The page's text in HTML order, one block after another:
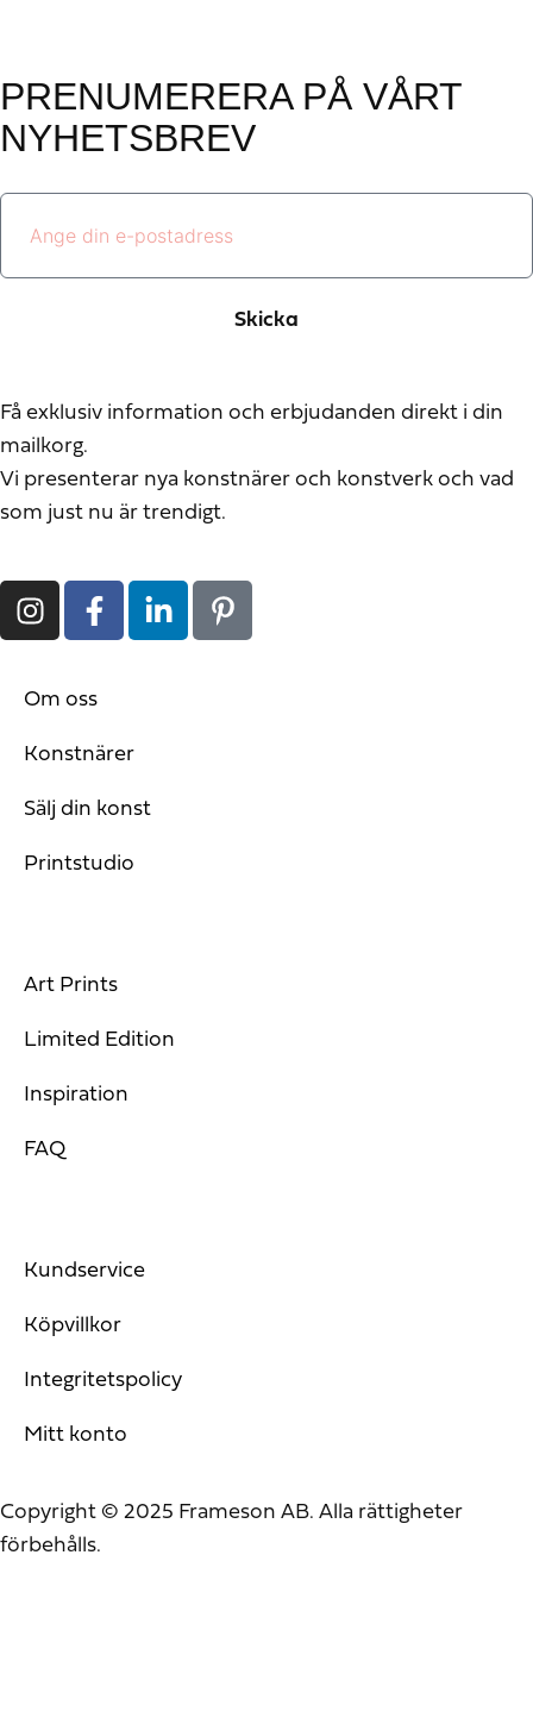
PRENUMERERA PÅ VÅRT
NYHETSBREV
Skicka
Få exklusiv information och erbjudanden direkt i din
mailkorg.
Vi presenterar nya konstnärer och konstverk och vad
som just nu är trendigt.
Om oss
Konstnärer
Sälj din konst
Printstudio
Art Prints
Limited Edition
Inspiration
FAQ
Kundservice
Köpvillkor
Integritetspolicy
Mitt konto
Copyright © 2025 Frameson AB. Alla rättigheter
förbehålls.